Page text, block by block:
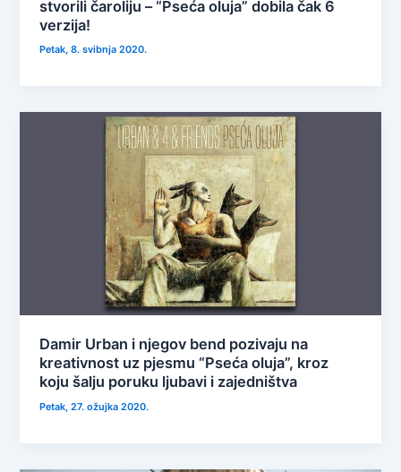
stvorili čaroliju – “Pseća oluja” dobila čak 6
verzija!
Petak, 8. svibnja 2020.
Damir Urban i njegov bend pozivaju na
kreativnost uz pjesmu “Pseća oluja”, kroz
koju šalju poruku ljubavi i zajedništva
Petak, 27. ožujka 2020.